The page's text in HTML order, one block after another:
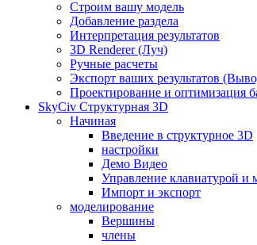
Строим вашу модель
Добавление раздела
Интерпретация результатов
3D Renderer (Луч)
Ручные расчеты
Экспорт ваших результатов
Проектирование и оптимизация
SkyCiv Структурная 3D
Начиная
Введение в структурное 3D
настройки
Демо Видео
Управление клавиатурой
Импорт и экспорт
моделирование
Вершины
члены